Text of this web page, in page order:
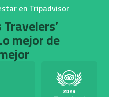
en Tripadvisor
mejor de